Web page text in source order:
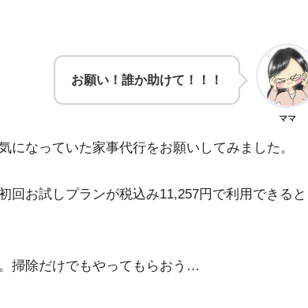
ママ
お願い！誰か助けて！！！
になっていた家事代行をお願いしてみました。
回お試しプランが税込み11,257円で利用できると
掃除だけでもやってもらおう…